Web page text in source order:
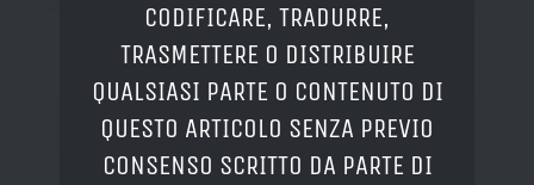
CODIFICARE, TRADURRE,
TRASMETTERE O DISTRIBUIRE
QUALSIASI PARTE O CONTENUTO DI
QUESTO ARTICOLO SENZA PREVIO
CONSENSO SCRITTO DA PARTE DI